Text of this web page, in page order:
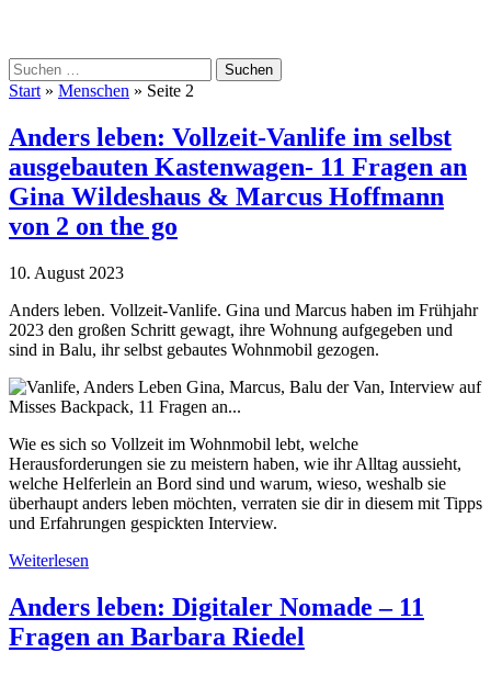
Skip
to
Suchen
nach:
Start » Menschen » Seite 2
Anders leben: Vollzeit-Vanlife im selbst
ausgebauten Kastenwagen- 11 Fragen an
Gina Wildeshaus & Marcus Hoffmann
von 2 on the go
10. August 2023
Anders leben. Vollzeit-Vanlife. Gina und Marcus haben im Frühjahr
2023 den großen Schritt gewagt, ihre Wohnung aufgegeben und
sind in Balu, ihr selbst gebautes Wohnmobil gezogen.
Wie es sich so Vollzeit im Wohnmobil lebt, welche
Herausforderungen sie zu meistern haben, wie ihr Alltag aussieht,
welche Helferlein an Bord sind und warum, wieso, weshalb sie
überhaupt anders leben möchten, verraten sie dir in diesem mit Tipps
und Erfahrungen gespickten Interview.
Weiterlesen
Vollzeit-
Vanlife
im
Anders leben: Digitaler Nomade – 11
Fragen an Barbara Riedel